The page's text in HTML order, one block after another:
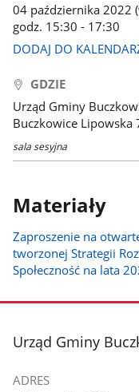
04 października 2022
godz. 15:30 - 17:30
DODAJ DO
GDZIE
Urząd Gminy
Buczkowice Lipowska
sala sesyjna
Materiały
Zaproszenie na
tworzonej Strategii
Społeczność na lata
stopka
Urząd Gminy
ADRES